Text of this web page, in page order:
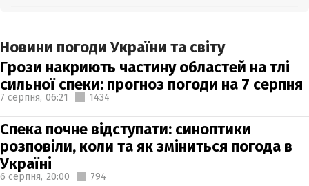
Новини погоди України та світу
Грози накриють частину областей на тлі
сильної спеки: прогноз погоди на 7 серпня
7 серпня, 06:21 1434
Спека почне відступати: синоптики
розповіли, коли та як зміниться погода в
Україні
6 серпня, 20:00 794